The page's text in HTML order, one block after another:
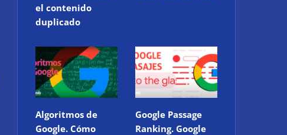
el contenido
duplicado
Algoritmos de
Google. Cómo
Google Passage
Ranking. Google